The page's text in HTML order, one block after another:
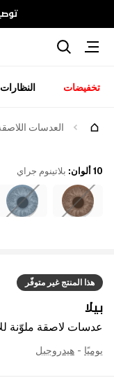
تخفيضات
العدسات
هذا المنتج غير متوفّر
بيلا
عدسات لاصقة ملوّنة
يوميًا - هيدروجيل
10 ألوان : بلاتينوم جراي